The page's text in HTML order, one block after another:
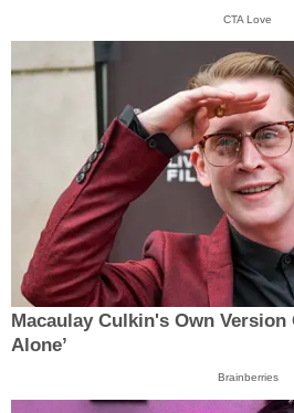
CTA Love
Macaulay Culkin's Own Version
Alone’
Brainberries